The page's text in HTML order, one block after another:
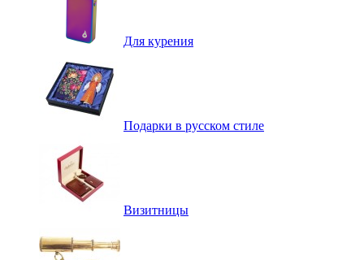
Для курения
Подарки в русском стиле
Визитницы